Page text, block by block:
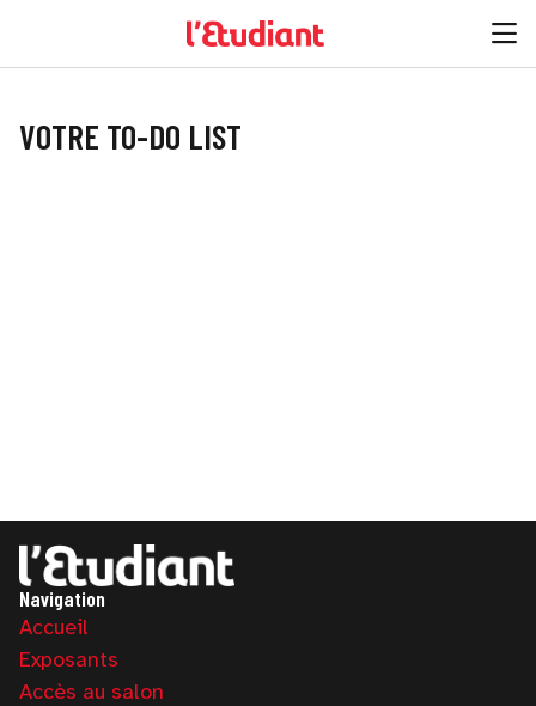
VOTRE TO-DO LIST
Navigation
Accueil
Exposants
Accès au salon